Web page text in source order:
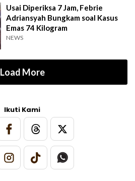
Usai Diperiksa 7 Jam, Febrie
Adriansyah Bungkam soal Kasus
Emas 74 Kilogram
NEWS
Load More
Ikuti Kami